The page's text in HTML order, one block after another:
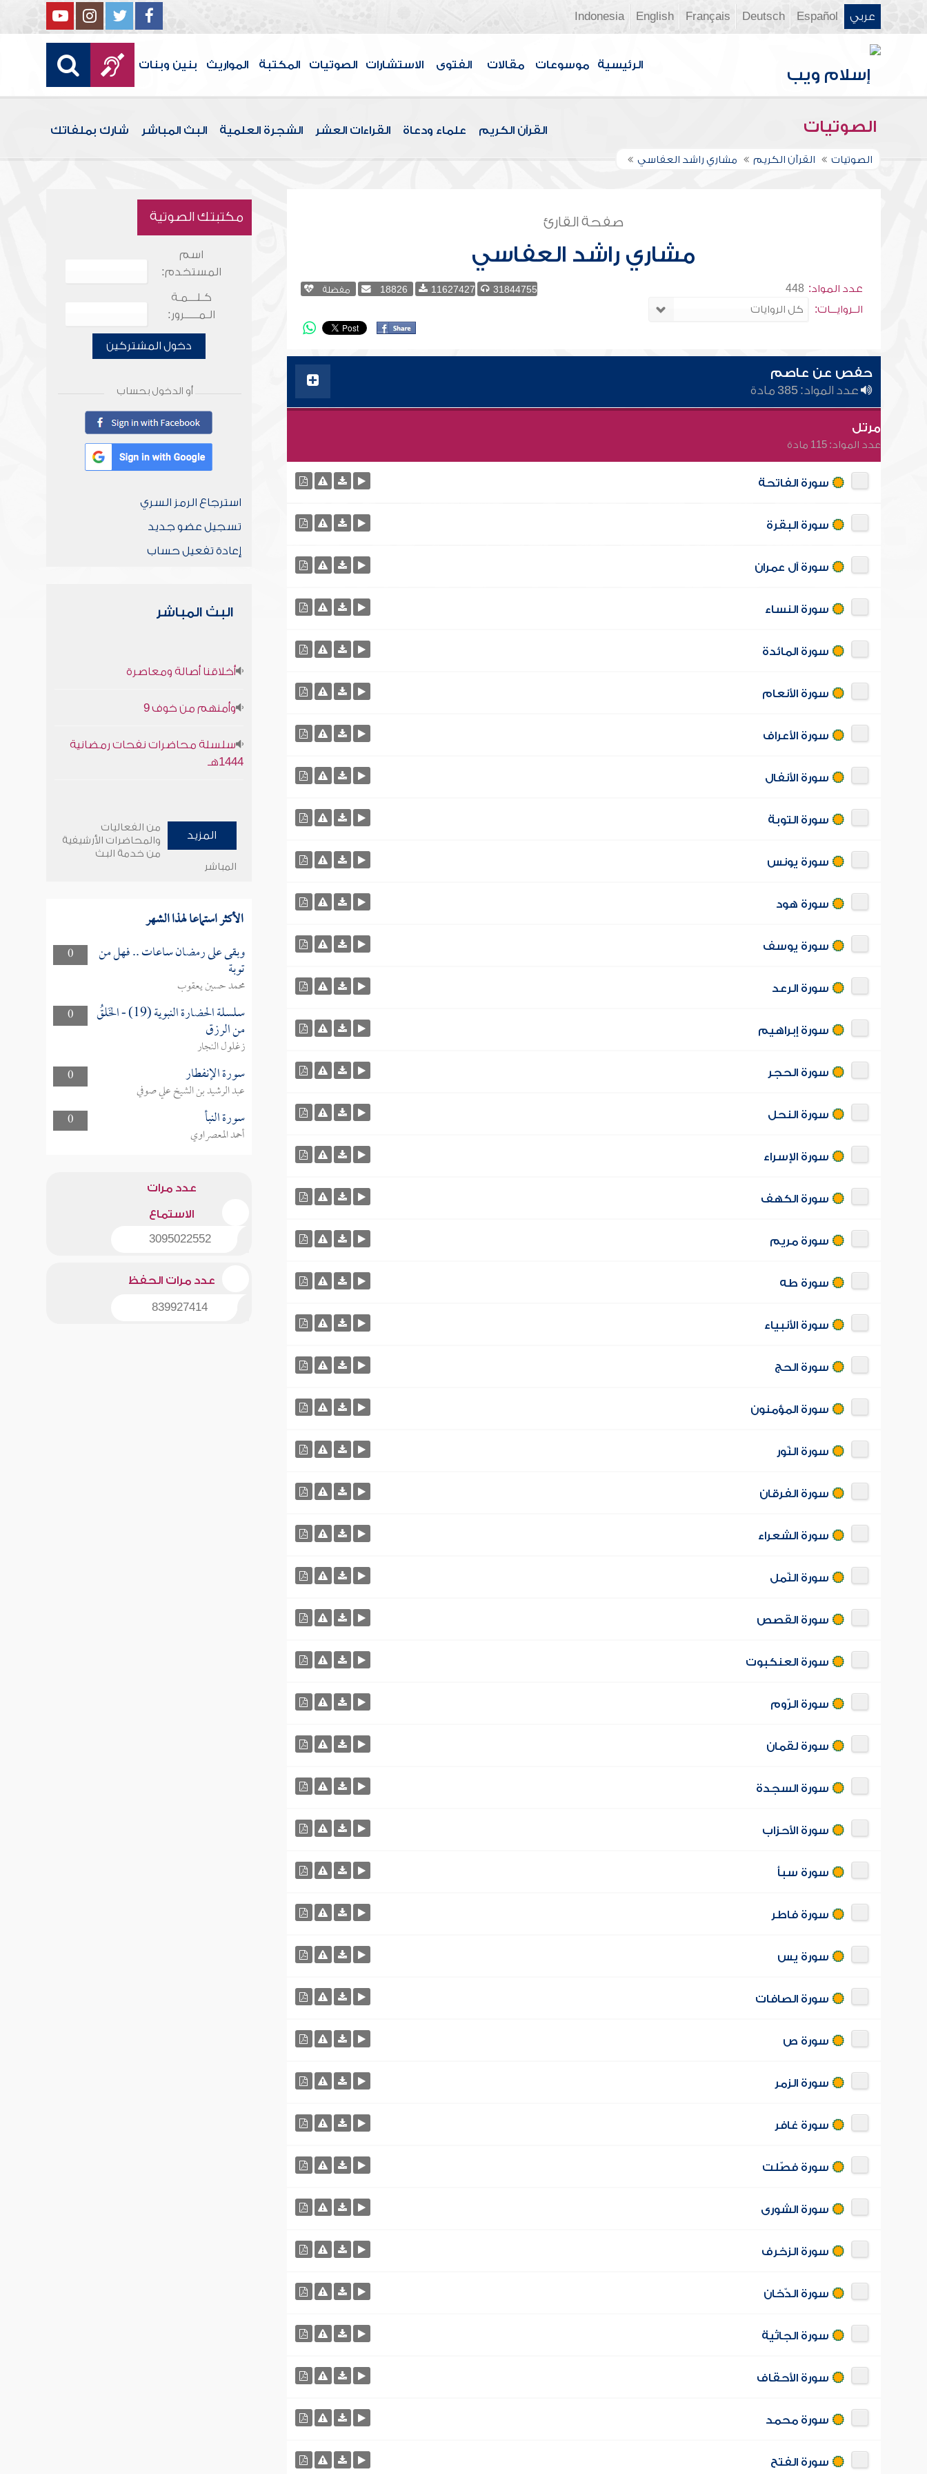
عربي Español
Deutsch
Français
English
Indonesia
الرئيسية موسوعات مقالات الفتوى الاستشارات الصوتيات المكتبة المواريث بنين وبنات
الصوتيات القرآن الكريم علماء ودعاة القراءات العشر الشجرة العلمية البث المباشر شارك بملفاتك
الصوتيات القرآن الكريم مشاري راشد العفاسي
صفحة القارئ
مشاري راشد العفاسي
عدد المواد: 448
الــروايـــات:
31844755
11627427
18826 مفضلة
حفص عن عاصم
عدد المواد: 385 مادة
مرتل
عدد المواد: 115 مادة
سورة الفاتحة
سورة البقرة
سورة آل عمران
سورة النساء
سورة المائدة
سورة الأنعام
سورة الأعراف
سورة الأنفال
سورة التوبة
سورة يونس
سورة هود
سورة يوسف
سورة الرعد
سورة إبراهيم
سورة الحجر
سورة النحل
سورة الإسراء
سورة الكهف
سورة مريم
سورة طه
سورة الأنبياء
سورة الحج
سورة المؤمنون
سورة النّور
سورة الفرقان
سورة الشعراء
سورة النّمل
سورة القصص
سورة العنكبوت
سورة الرّوم
سورة لقمان
سورة السجدة
سورة الأحزاب
سورة سبأ
سورة فاطر
سورة يس
سورة الصافات
سورة ص
سورة الزمر
سورة غافر
سورة فصّلت
سورة الشورى
سورة الزخرف
سورة الدّخان
سورة الجاثية
سورة الأحقاف
سورة محمد
سورة الفتح
مكتبتك الصوتية
اسم
المستخدم:
كـلـــمـة
الـمـــــرور:
دخول المشتركين
أو الدخول بحساب
استرجاع الرمز السري
تسجيل عضو جديد
إعادة تفعيل حساب
البث المباشر
أخلاقنا أصالة ومعاصرة
وأمنهم من خوف 9
سلسلة محاضرات نفحات رمضانية
1444هـ
المزيد
من الفعاليات
والمحاضرات الأرشيفية
من خدمة البث
المباشر
الأكثر استماعا لهذا الشهر
0 وبقى على رمضان ساعات .. فهل من
توبة
محمد حسين يعقوب
0
سلسلة الحضارة النبوية (19) - الخَلقُ
من الرزق
زغلول النجار
0
سورة الإنفطار
عبد الرشيد بن الشيخ علي صوفي
0
سورة النبأ
أحمد المعصراوي
عدد مرات
الاستماع
3095022552
عدد مرات الحفظ
839927414